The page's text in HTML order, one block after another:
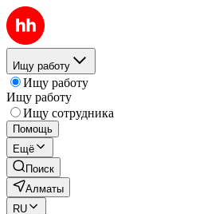
Ищу работу
Ищу работу
Ищу работу
Ищу сотрудника
Помощь
Ещё
Поиск
Алматы
RU